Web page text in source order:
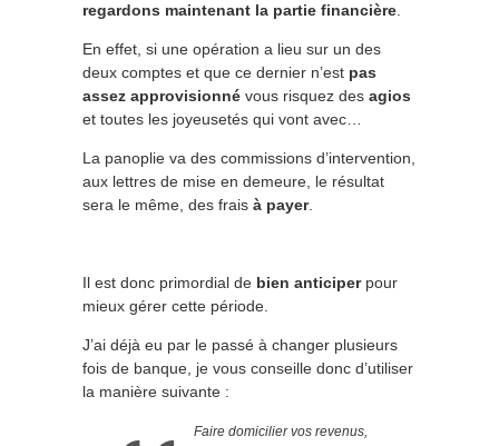
regardons maintenant la partie financière.
En effet, si une opération a lieu sur un des
deux comptes et que ce dernier n’est pas
assez approvisionné vous risquez des agios
et toutes les joyeusetés qui vont avec…
La panoplie va des commissions d’intervention,
aux lettres de mise en demeure, le résultat
sera le même, des frais à payer.
Il est donc primordial de bien anticiperpour
mieux gérer cette période.
J’ai déjà eu par le passé à changer plusieurs
fois de banque, je vous conseille donc d’utiliser
la manière suivante :
Faire domicilier vos revenus,